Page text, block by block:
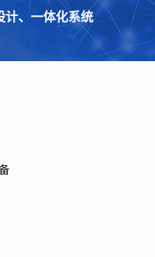
计、一体化系统